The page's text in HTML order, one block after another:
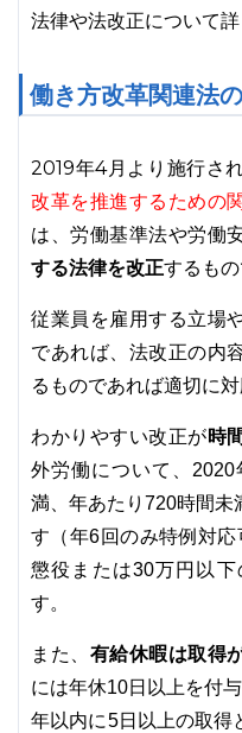
法律や法改正について詳
働き方改革関連法
2019年4月より施行さ
改革を推進するための
は、労働基準法や労働
する法律を改正するもの
従業員を雇用する立場
であれば、法改正の内
るものであれば適切に対
わかりやすい改正が時
外労働について、
満、年あたり720時間未
す（年6回のみ特例対
懲役または30万円以
す。
また、 有給休暇は取得
には年休10日以上を付
年以内に5日以上の取得